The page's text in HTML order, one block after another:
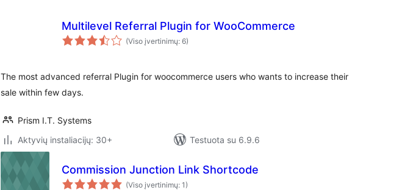
Multilevel Referral Plugin for WooCommerce
(Viso įvertinimų: 6)
The most advanced referral Plugin for woocommerce users who wants to increase their
sale within few days.
Prism I.T. Systems
Aktyvių instaliacijų: 30+
Testuota su 6.9.6
Commission Junction Link Shortcode
(Viso įvertinimų: 1)